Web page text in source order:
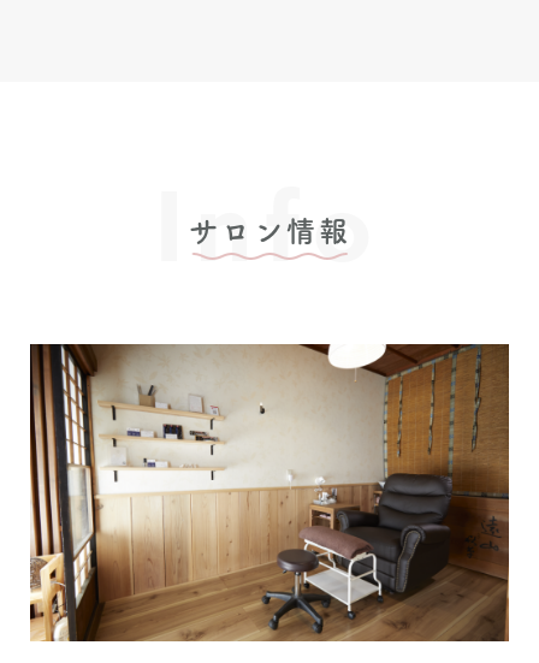
サロン情報
Info